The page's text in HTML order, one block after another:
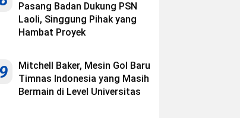
Pasang Badan Dukung PSN
Laoli, Singgung Pihak yang
Hambat Proyek
Mitchell Baker, Mesin Gol Baru
Timnas Indonesia yang Masih
Bermain di Level Universitas